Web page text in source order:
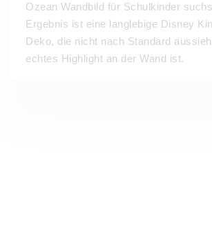
Ozean Wandbild für Schulkinder
Ergebnis ist eine langlebige Disney
Deko, die nicht nach Standard
echtes Highlight an der Wand ist.